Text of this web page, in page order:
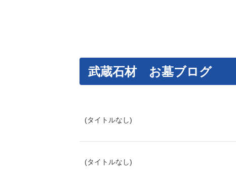
武蔵石材 お墓ブログ
(タイトルなし)
(タイトルなし)